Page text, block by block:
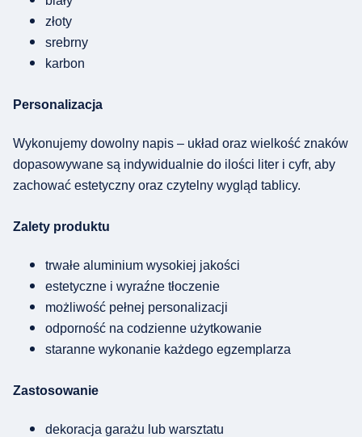
złoty
srebrny
karbon
Personalizacja
Wykonujemy dowolny napis – układ oraz wielkość znaków
dopasowywane są indywidualnie do ilości liter i cyfr, aby
zachować estetyczny oraz czytelny wygląd tablicy.
Zalety produktu
trwałe aluminium wysokiej jakości
estetyczne i wyraźne tłoczenie
możliwość pełnej personalizacji
odporność na codzienne użytkowanie
staranne wykonanie każdego egzemplarza
Zastosowanie
dekoracja garażu lub warsztatu